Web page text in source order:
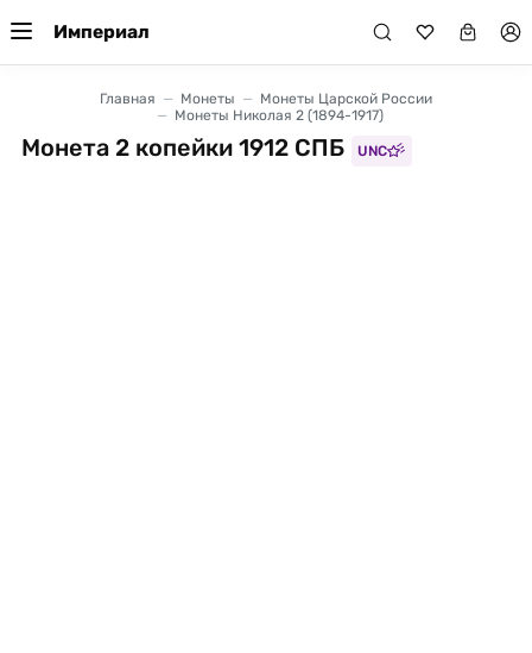
Империал
Главная Монеты
Монеты Царской России
Монеты Николая 2 (1894-1917)
Монета 2 копейки 1912 СПБ UNC